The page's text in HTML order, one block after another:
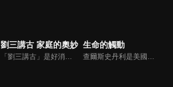
劉三講古 家庭的奧妙
「劉三講古」是好消息最老牌的節目，除了加入戲劇元素「喳唸伯與長腳姨」外，並蒐集無數史料，找到美好而精彩的基督徒生命故事，好讓福音更輕鬆真實的呈現在觀眾眼前。
生命的觸動
查爾斯史丹利是美國第一浸信會的榮譽牧師，也是In Touch Ministries（生命的觸動）的創始人，更是紐約時報暢銷書作家。